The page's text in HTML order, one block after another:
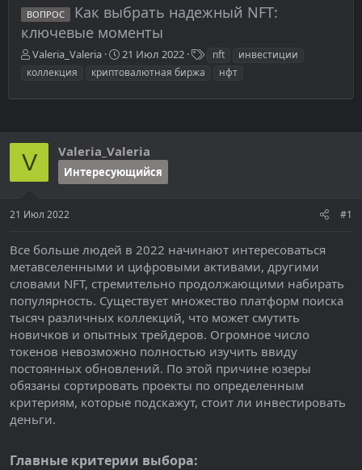
ВОПРОС
Как выбрать надежный NFT:
ключевые моменты
А
в
о
е
м
ы
Valeria_Valeria
Д
а
а
а
л
а
21 Июл 2022
и
nft
инвестиции
коллекция
криптовалютная биржа нфт
V Valeria_Valeria
Интересующийся
21 Июл 2022 #1
Все больше людей в 2022 начинают интересоваться
метавселенными и цифровыми активами, другими
словами NFT, стремительно продолжающими набирать
популярность. Существует множество платформ поиска
тысяч различных коллекций, что может смутить
новичков и опытных трейдеров. Огромное число
токенов невозможно полностью изучить ввиду
постоянных обновлений. По этой причине юзеры
обязаны сортировать проекты по определенным
критериям, которые подскажут, стоит ли инвестировать
деньги.
Главные критерии выбора:​